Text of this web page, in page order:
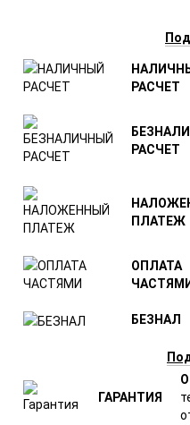
РАСЧЕТ
РАСЧЕТ
ПЛАТЕЖ
ОПЛАТА
БЕЗНАЛ
ГАРАНТИЯ